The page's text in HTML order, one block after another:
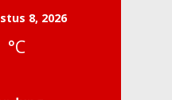
8, 2026
°C